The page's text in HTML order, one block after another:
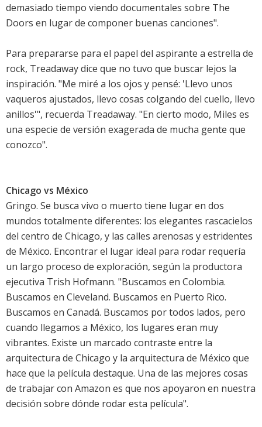
demasiado tiempo viendo documentales sobre The
Doors en lugar de componer buenas canciones".
Para prepararse para el papel del aspirante a estrella de
rock, Treadaway dice que no tuvo que buscar lejos la
inspiración. "Me miré a los ojos y pensé: 'Llevo unos
vaqueros ajustados, llevo cosas colgando del cuello, llevo
anillos'", recuerda Treadaway. "En cierto modo, Miles es
una especie de versión exagerada de mucha gente que
conozco".
Chicago vs México
Gringo. Se busca vivo o muerto tiene lugar en dos
mundos totalmente diferentes: los elegantes rascacielos
del centro de Chicago, y las calles arenosas y estridentes
de México. Encontrar el lugar ideal para rodar requería
un largo proceso de exploración, según la productora
ejecutiva Trish Hofmann. "Buscamos en Colombia.
Buscamos en Cleveland. Buscamos en Puerto Rico.
Buscamos en Canadá. Buscamos por todos lados, pero
cuando llegamos a México, los lugares eran muy
vibrantes. Existe un marcado contraste entre la
arquitectura de Chicago y la arquitectura de México que
hace que la película destaque. Una de las mejores cosas
de trabajar con Amazon es que nos apoyaron en nuestra
decisión sobre dónde rodar esta película".